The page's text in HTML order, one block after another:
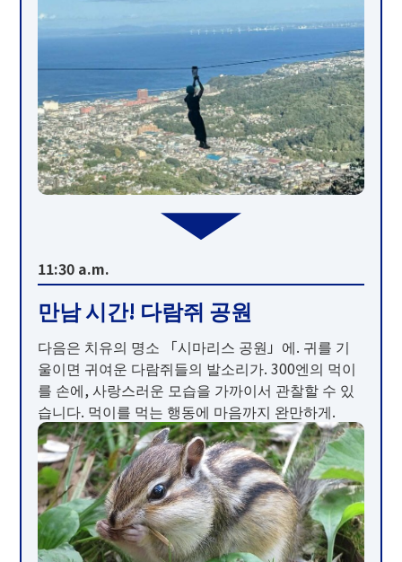
11:30 a.m.
만남 시간! 다람쥐 공원
다음은 치유의 명소 「시마리스 공원」에. 귀를 기
울이면 귀여운 다람쥐들의 발소리가. 300엔의 먹이
를 손에, 사랑스러운 모습을 가까이서 관찰할 수 있
습니다. 먹이를 먹는 행동에 마음까지 완만하게.